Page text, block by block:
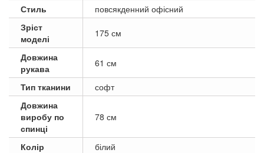
Стиль
повсякденний офісний
Зріст
моделі
175 см
Довжина
рукава
61 см
Тип тканини
софт
Довжина
виробу по
спинці
78 см
Колір білий